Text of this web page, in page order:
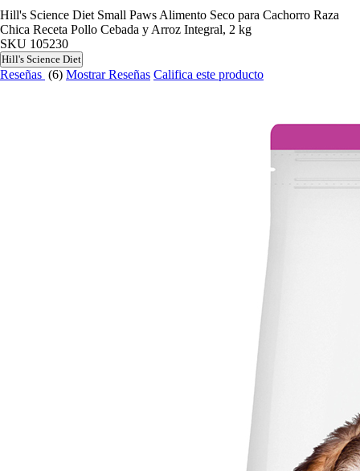
Hill's Science Diet Small Paws Alimento Seco para Cachorro Raza
Chica Receta Pollo Cebada y Arroz Integral, 2 kg
SKU 105230
Hill's Science Diet
Reseñas (6) Mostrar Reseñas Califica este producto